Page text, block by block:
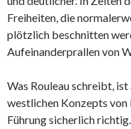
Freiheiten, die
plötzlich beschnitten
Aufeinanderprallen von
Was Rouleau schreibt,
westlichen Konzepts
Führung sicherlich